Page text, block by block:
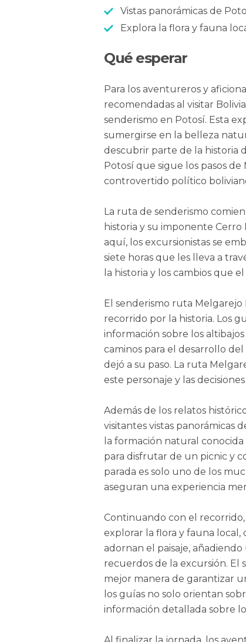
Vistas panorámicas de
Explora la flora y fauna
Qué esperar
Para los aventureros y
recomendadas al visitar
senderismo en Potosí. Esta
sumergirse en la belleza
descubrir parte de la historia
Potosí que sigue los pasos
controvertido político
La ruta de senderismo
historia y su imponente Cerro
aquí, los excursionistas se
siete horas que les lleva a
la historia y los cambios que
El senderismo ruta Melgarejo
recorrido por la historia. Los
información sobre los
caminos para el desarrollo
dejó a su paso. La ruta
este personaje y las
Además de los relatos
visitantes vistas panorámicas
la formación natural
para disfrutar de un picnic y
parada es solo uno de los
aseguran una experiencia
Continuando con el
explorar la flora y fauna local,
adornan el paisaje,
recuerdos de la excursión. El
mejor manera de garantizar
los guías no solo orientan
información detallada sobre